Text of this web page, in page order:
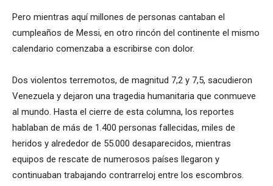
Pero mientras aquí millones de personas cantaban el
cumpleaños de Messi, en otro rincón del continente el mismo
calendario comenzaba a escribirse con dolor.
Dos violentos terremotos, de magnitud 7,2 y 7,5, sacudieron
Venezuela y dejaron una tragedia humanitaria que conmueve
al mundo. Hasta el cierre de esta columna, los reportes
hablaban de más de 1.400 personas fallecidas, miles de
heridos y alrededor de 55.000 desaparecidos, mientras
equipos de rescate de numerosos países llegaron y
continuaban trabajando contrarreloj entre los escombros.